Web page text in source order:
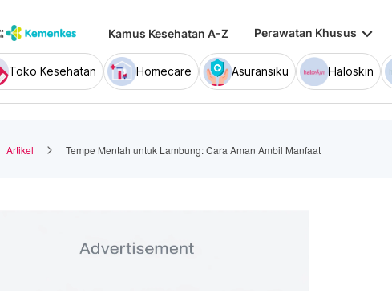
Kamus Kesehatan A-Z Perawatan Khusus keyboard_arrow_down
Toko Kesehatan Homecare Asuransiku Haloskin
Artikel Tempe Mentah untuk Lambung: Cara Aman Ambil Manfaat